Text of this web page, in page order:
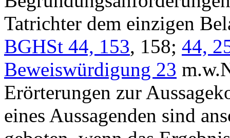
Tatrichter dem einzigen
BGHSt 44, 153, 158; 44,
Beweiswürdigung 23
Erörterungen zur
eines Aussagenden sind